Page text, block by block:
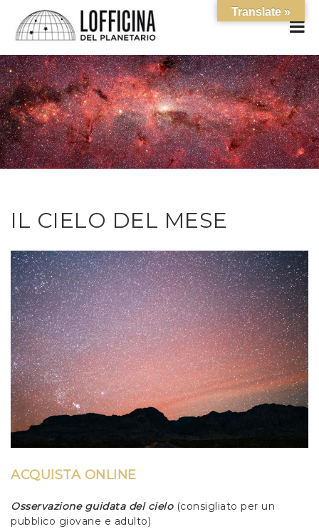
IL CIELO DEL MESE
ACQUISTA ONLINE
Osservazione guidata del cielo (consigliato per un
pubblico giovane e adulto)
Translate »